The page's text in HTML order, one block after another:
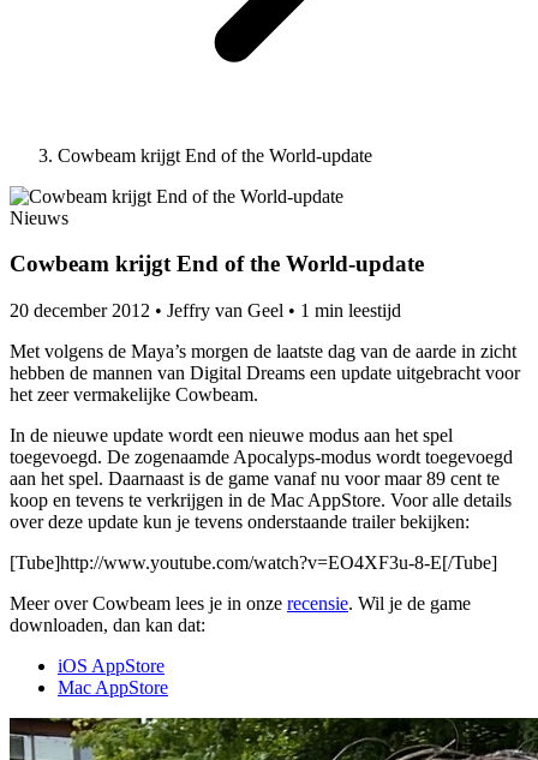
Cowbeam krijgt End of the World-update
Nieuws
Cowbeam krijgt End of the World-update
20 december 2012 • Jeffry van Geel • 1 min leestijd
Met volgens de Maya’s morgen de laatste dag van de aarde in zicht
hebben de mannen van Digital Dreams een update uitgebracht voor
het zeer vermakelijke Cowbeam.
In de nieuwe update wordt een nieuwe modus aan het spel
toegevoegd. De zogenaamde Apocalyps-modus wordt toegevoegd
aan het spel. Daarnaast is de game vanaf nu voor maar 89 cent te
koop en tevens te verkrijgen in de Mac AppStore. Voor alle details
over deze update kun je tevens onderstaande trailer bekijken:
[Tube]http://www.youtube.com/watch?v=EO4XF3u-8-E[/Tube]
Meer over Cowbeam lees je in onze recensie. Wil je de game
downloaden, dan kan dat:
iOS AppStore
Mac AppStore